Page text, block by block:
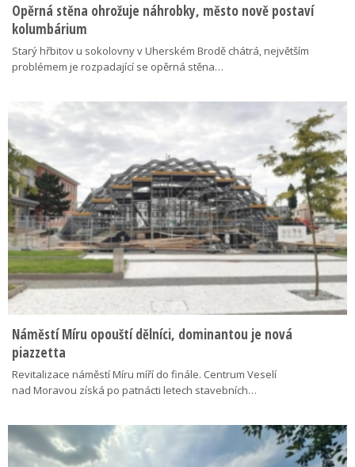
Opěrná stěna ohrožuje náhrobky, město nově postaví
kolumbárium
Starý hřbitov u sokolovny v Uherském Brodě chátrá, největším
problémem je rozpadající se opěrná stěna…
Náměstí Míru opouští dělníci, dominantou je nová
piazzetta
Revitalizace náměstí Míru míří do finále. Centrum Veselí
nad Moravou získá po patnácti letech stavebních…